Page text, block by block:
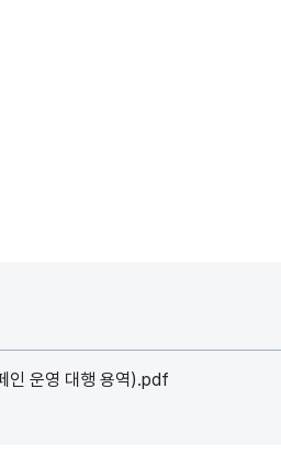
인 운영 대행 용역).pdf